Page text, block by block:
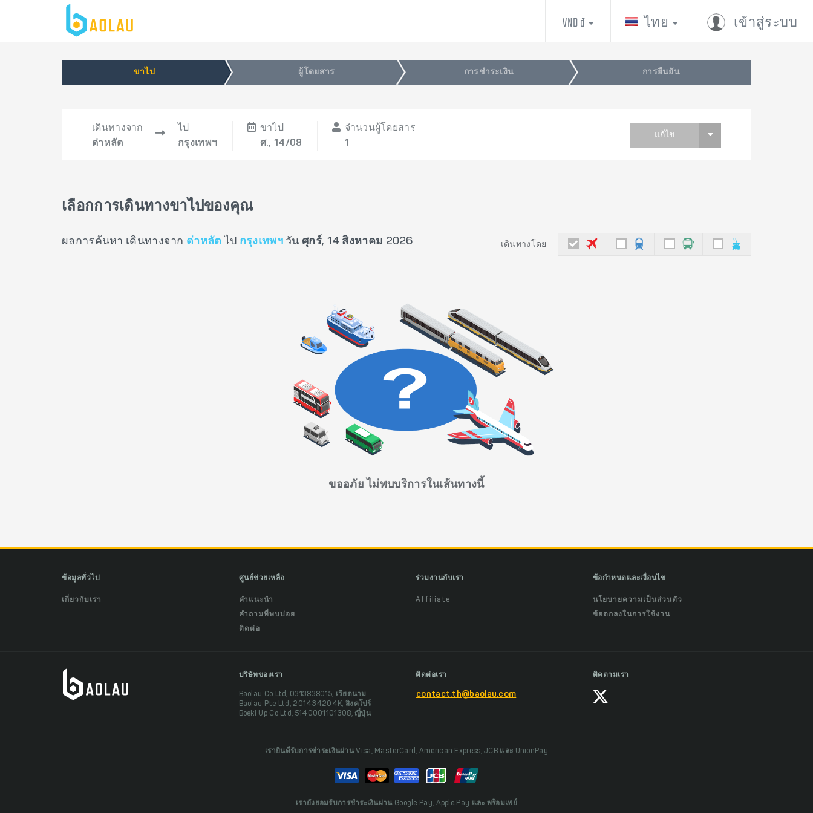
เข้าสู่ระบบ
ไทย
VND đ
ขาไป ผู้โดยสาร การชำระเงิน การยืนยัน
เดินทางจาก
ด่าหลัต
ไป
กรุงเทพฯ
ขาไป
ศ., 14/08
จำนวนผู้โดยสาร
1
แก้ไข
เลือกการเดินทางขาไปของคุณ
ผลการค้นหา เดินทางจาก ด่าหลัต ไป กรุงเทพฯวัน ศุกร์, 14 สิงหาคม 2026 เดินทางโดย
ขออภัย ไม่พบบริการในเส้นทางนี้
ข้อมูลทั่วไป
เกี่ยวกับเรา
ศูนย์ช่วยเหลือ
คำแนะนำ
คำถามที่พบบ่อย
ติดต่อ
ร่วมงานกับเรา
Affiliate
ข้อกำหนดและเงื่อนไข
นโยบายความเป็นส่วนตัว
ข้อตกลงในการใช้งาน
บริษัทของเรา
Baolau Co Ltd, 0313838015, เวียดนาม
Baolau Pte Ltd, 201434204K, สิงคโปร์
Boeki Up Co Ltd, 5140001101308, ญี่ปุ่น
ติดต่อเรา
contact.th@baolau.com
ติดตามเรา
เรายินดีรับการชำระเงินผ่าน Visa, MasterCard, American Express, JCB และ UnionPay
เรายังยอมรับการชำระเงินผ่าน Google Pay, Apple Pay และ พร้อมเพย์